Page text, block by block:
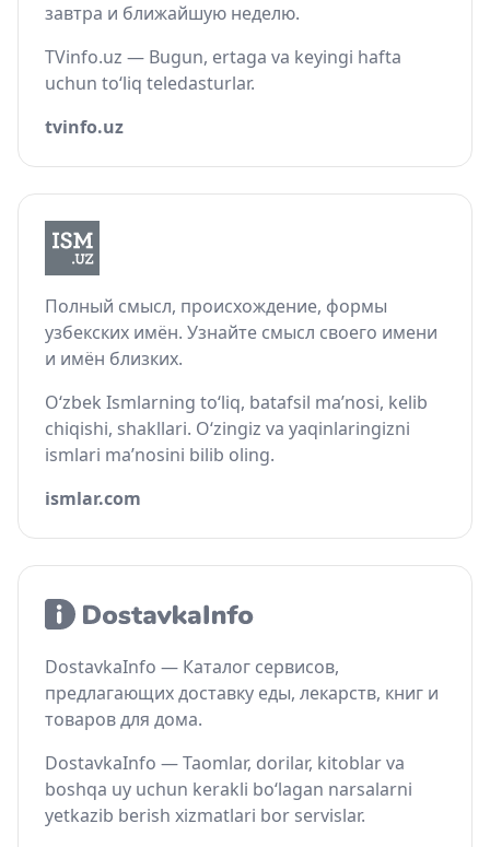
завтра и ближайшую неделю.
TVinfo.uz — Bugun, ertaga va keyingi hafta
uchun to‘liq teledasturlar.
tvinfo.uz
Полный смысл, происхождение, формы
узбекских имён. Узнайте смысл своего имени
и имён близких.
O‘zbek Ismlarning to‘liq, batafsil ma’nosi, kelib
chiqishi, shakllari. O‘zingiz va yaqinlaringizni
ismlari ma’nosini bilib oling.
ismlar.com
DostavkaInfo — Каталог сервисов,
предлагающих доставку еды, лекарств, книг и
товаров для дома.
DostavkaInfo — Taomlar, dorilar, kitoblar va
boshqa uy uchun kerakli bo‘lagan narsalarni
yetkazib berish xizmatlari bor servislar.